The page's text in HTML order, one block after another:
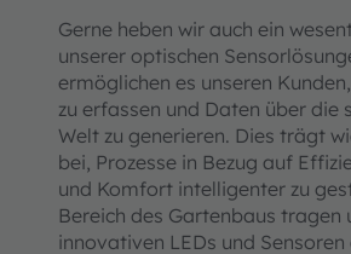
Gerne heben wir auch ein
unserer optischen
ermöglichen es unseren
zu erfassen und Daten über die
Welt zu generieren. Dies trägt
bei, Prozesse in Bezug auf
und Komfort intelligenter zu
Bereich des Gartenbaus tragen
innovativen LEDs und Sensoren